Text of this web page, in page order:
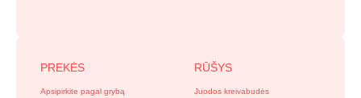
PREKĖS
Apsipirkite pagal grybą
RŪŠYS
Juodos kreivabudės